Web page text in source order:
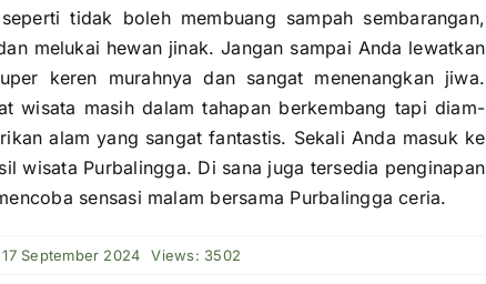
tidak boleh membuang sampah sembarangan,
melukai hewan jinak. Jangan sampai Anda lewatkan
keren murahnya dan sangat menenangkan jiwa.
wisata masih dalam tahapan berkembang tapi diam-
alam yang sangat fantastis. Sekali Anda masuk ke
wisata Purbalingga. Di sana juga tersedia penginapan
sensasi malam bersama Purbalingga ceria.
September 2024 Views: 3502